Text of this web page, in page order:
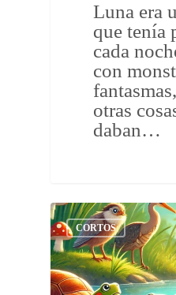
Luna era
que tenía
cada
con
otras
daban…
CORTOS